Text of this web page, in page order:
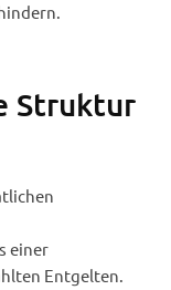
Struktur
einer
Entgelten.